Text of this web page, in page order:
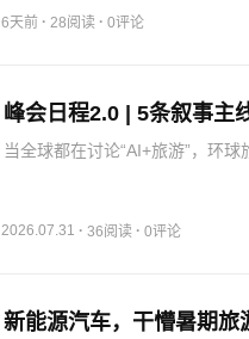
南美…
6天前 · 28阅读 · 0评论
峰会日程2.0 | 5条叙事主
当全球都在讨论“AI+旅游”，环
对照的实践…
2026.07.31 · 36阅读 · 0评论
新能源汽车，干懵暑期旅